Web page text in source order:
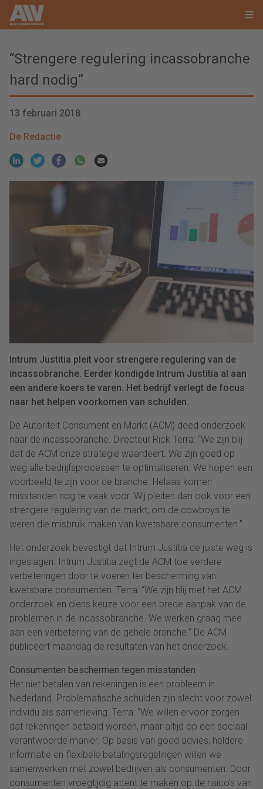
“Strengere regulering incassobranche
hard nodig”
13 februari 2018
De Redactie
Intrum Justitia pleit voor strengere regulering van de
incassobranche. Eerder kondigde Intrum Justitia al aan
een andere koers te varen. Het bedrijf verlegt de focus
naar het helpen voorkomen van schulden.
De Autoriteit Consument en Markt (ACM) deed onderzoek
naar de incassobranche. Directeur Rick Terra: “We zijn blij
dat de ACM onze strategie waardeert. We zijn goed op
weg alle bedrijfsprocessen te optimaliseren. We hopen een
voorbeeld te zijn voor de branche. Helaas komen
misstanden nog te vaak voor. Wij pleiten dan ook voor een
strengere regulering van de markt, om de cowboys te
weren die misbruik maken van kwetsbare consumenten.”
Het onderzoek bevestigt dat Intrum Justitia de juiste weg is
ingeslagen. Intrum Justitia zegt de ACM toe verdere
verbeteringen door te voeren ter bescherming van
kwetsbare consumenten. Terra: “We zijn blij met het ACM
onderzoek en diens keuze voor een brede aanpak van de
problemen in de incassobranche. We werken graag mee
aan een verbetering van de gehele branche.” De ACM
publiceert maandag de resultaten van het onderzoek.
Consumenten beschermen tegen misstanden
Het niet betalen van rekeningen is een probleem in
Nederland. Problematische schulden zijn slecht voor zowel
individu als samenleving. Terra: “We willen ervoor zorgen
dat rekeningen betaald worden, maar altijd op een sociaal
verantwoorde manier. Op basis van goed advies, heldere
informatie en flexibele betalingsregelingen willen we
samenwerken met zowel bedrijven als consumenten. Door
consumenten vroegtijdig attent te maken op de risico’s van